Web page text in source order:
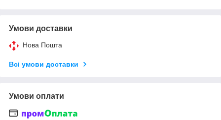
Умови доставки
Нова Пошта
Всі умови доставки
Умови оплати